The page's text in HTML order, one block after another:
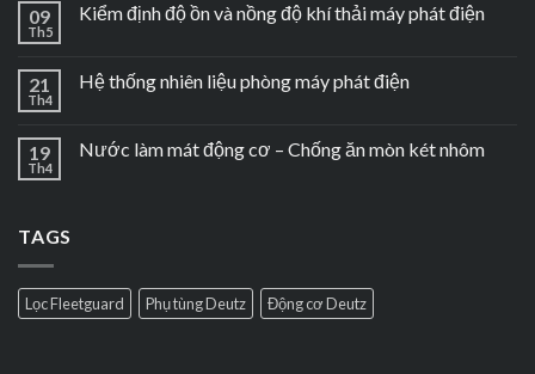
09
Th5
Kiểm định độ ồn và nồng độ khí thải máy phát điện
21
Th4
Hệ thống nhiên liệu phòng máy phát điện
19
Th4
Nước làm mát động cơ – Chống ăn mòn két nhôm
TAGS
Lọc Fleetguard Phụ tùng Deutz Động cơ Deutz